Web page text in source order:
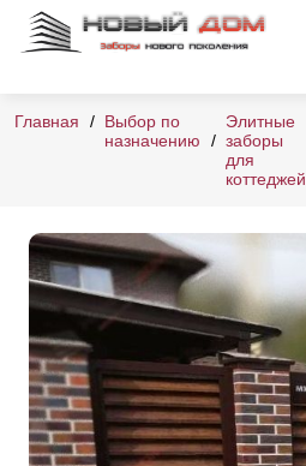
Главная
Выбор по
назначению
Элитные
заборы
для
коттеджей